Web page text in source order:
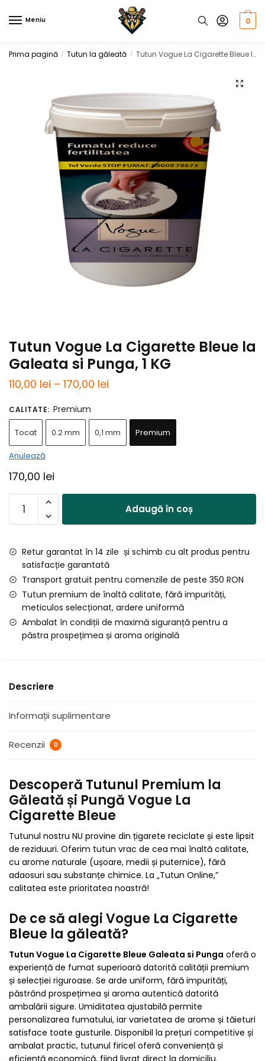
to
to
Meniu 0
Prima pagină / Tutun la găleată / Tutun Vogue La Cigarette Bleue la Galeata si Punga, 1 KG
Tutun Vogue La Cigarette Bleue la
Galeata si Punga, 1 KG
110,00 lei – 170,00 lei
prețuri:
110,00 lei
CALITATE: Premium
Tocat 0.2 mm 0,1 mm Premium
Anulează
170,00 lei
Cantitate
Tutun
Vogue
Cigarette
Bleue
la
Galeata
Punga,
Adaugă în coș
Retur garantat în 14 zile și schimb cu alt produs pentru
satisfacție garantată
Transport gratuit pentru comenzile de peste 350 RON
Tutun premium de înaltă calitate, fără impurități,
meticulos selecționat, ardere uniformă
Ambalat în condiții de maximă siguranță pentru a
păstra prospețimea și aroma originală
Descriere
Informații suplimentare
Recenzii 0
Descoperă Tutunul Premium la
Găleată și Pungă Vogue La
Cigarette Bleue
Tutunul nostru NU provine din țigarete reciclate și este lipsit
de reziduuri. Oferim tutun vrac de cea mai înaltă calitate,
cu arome naturale (ușoare, medii și puternice), fără
adaosuri sau substanțe chimice. La „Tutun Online,”
calitatea este prioritatea noastră!
De ce să alegi Vogue La Cigarette
Bleue la găleată?
Tutun Vogue La Cigarette Bleue Galeata si Punga oferă o
experiență de fumat superioară datorită calității premium
și selecției riguroase. Se arde uniform, fără impurități,
păstrând prospețimea și aroma autentică datorită
ambalării sigure. Umiditatea ajustabilă permite
personalizarea fumatului, iar varietatea de arome și tăieturi
satisface toate gusturile. Disponibil la prețuri competitive și
ambalat practic, tutunul firicel oferă conveniență și